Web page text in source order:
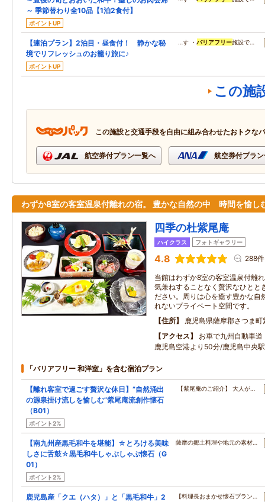
～ 季節替わり全10品【1泊2食付】
ポイントUP
【連泊プラン】2泊目・昼食付！ 静かな秘
境でリフレッシュのお籠り旅に♪
ポイントUP
…す ・バリアフリー施設で…
この施
この施設と交通手段を自由に組み合わせたおトクな
航空券付プラン一覧へ 航空券付プラ
わずか8室の客室温泉付離れの宿。 豊かな自然の中 時間を愉し
四季の杜紫尾庵
ハイクラス フォトギャラリー
4.8 288件
当館はわずか8室の客室温泉付離
気兼ねすることなく贅沢なひとと
ださい。周りは心を癒す豊かな自
れないプライベート空間です。
住所
鹿児島県薩摩郡さつま
アクセス
お車で九州自動車
鹿児島空港より50分/鹿児島中央
「バリアフリー 和洋室」を含む宿泊プラン
【離れ客室で過ごす贅沢な休日】”自然涌出
の源泉掛け流しを愉しむ”紫尾庵流創作懐石
（B01）
ポイント2%
【紫尾庵のご紹介】 大人が…
【南九州産黒毛和牛を堪能】☆とろける美味
しさに舌鼓☆黒毛和牛しゃぶしゃぶ懐石（G
01）
ポイント2%
薩摩の郷土料理や地元の素材…
鹿児島産「クエ（ハタ）」と「黒毛和牛」2
【料理長おまかせ懐石プラン…